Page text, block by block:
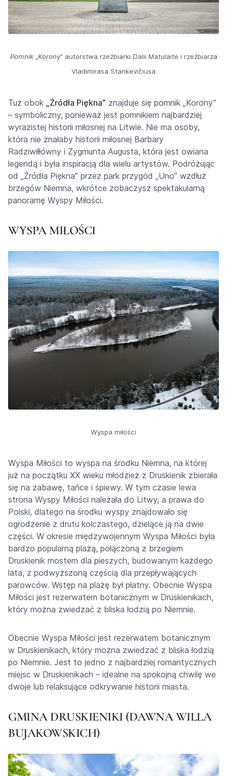
Pomnik„ Korony” autorstwa rzeźbiarki Dalii Matulaitė i rzeźbiarza
Vladimirasa Stankevičiusa
Tuż obok „Źródła Piękna” znajduje się pomnik „Korony”
– symboliczny, ponieważ jest pomnikiem najbardziej
wyrazistej historii miłosnej na Litwie. Nie ma osoby,
która nie znałaby historii miłosnej Barbary
Radziwiłłówny i Zygmunta Augusta, która jest owiana
legendą i była inspiracją dla wielu artystów. Podróżując
od „Źródła Piękna” przez park przygód „Uno” wzdłuż
brzegów Niemna, wkrótce zobaczysz spektakularną
panoramę Wyspy Miłości.
WYSPA MIŁOŚCI
Wyspa miłości
Wyspa Miłości to wyspa na środku Niemna, na której
już na początku XX wieku młodzież z Druskienik zbierała
się na zabawę, tańce i śpiewy. W tym czasie lewa
strona Wyspy Miłości należała do Litwy, a prawa do
Polski, dlatego na środku wyspy znajdowało się
ogrodzenie z drutu kolczastego, dzielące ją na dwie
części. W okresie międzywojennym Wyspa Miłości była
bardzo popularną plażą, połączoną z brzegiem
Druskienik mostem dla pieszych, budowanym każdego
lata, z podwyższoną częścią dla przepływających
parowców. Wstęp na plażę był płatny. Obecnie Wyspa
Miłości jest rezerwatem botanicznym w Druskienikach,
który można zwiedzać z bliska łodzią po Niemnie.
Obecnie Wyspa Miłości jest rezerwatem botanicznym
w Druskienikach, który można zwiedzać z bliska łodzią
po Niemnie. Jest to jedno z najbardziej romantycznych
miejsc w Druskienikach – idealne na spokojną chwilę we
dwoje lub relaksujące odkrywanie historii miasta.
GMINA DRUSKIENIKI (DAWNA WILLA
BUJAKOWSKICH)